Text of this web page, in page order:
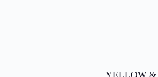
YELLOW &